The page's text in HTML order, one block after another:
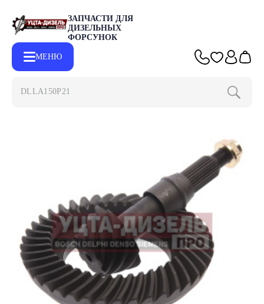
ЗАПЧАСТИ ДЛЯ
ДИЗЕЛЬНЫХ
ФОРСУНОК
МЕНЮ
DLLA150P2153